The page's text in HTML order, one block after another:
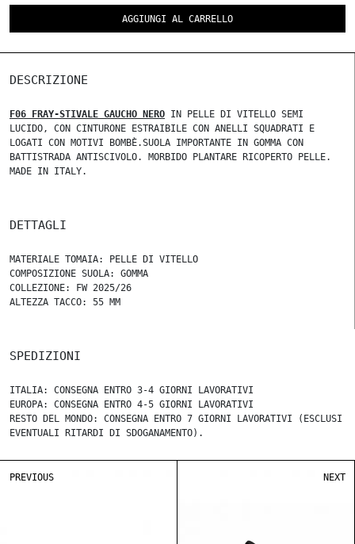
AGGIUNGI AL CARRELLO
DESCRIZIONE
F06 FRAY-STIVALE GAUCHO NERO IN PELLE DI VITELLO SEMI
LUCIDO, CON CINTURONE ESTRAIBILE CON ANELLI SQUADRATI E
LOGATI CON MOTIVI BOMBÈ.SUOLA IMPORTANTE IN GOMMA CON
BATTISTRADA ANTISCIVOLO. MORBIDO PLANTARE RICOPERTO PELLE.
MADE IN ITALY.
DETTAGLI
MATERIALE TOMAIA: PELLE DI VITELLO
COMPOSIZIONE SUOLA: GOMMA
COLLEZIONE: FW 2025/26
ALTEZZA TACCO: 55 MM
SPEDIZIONI
ITALIA: CONSEGNA ENTRO 3-4 GIORNI LAVORATIVI
EUROPA: CONSEGNA ENTRO 4-5 GIORNI LAVORATIVI
RESTO DEL MONDO: CONSEGNA ENTRO 7 GIORNI LAVORATIVI (ESCLUSI
EVENTUALI RITARDI DI SDOGANAMENTO).
PREVIOUS NEXT